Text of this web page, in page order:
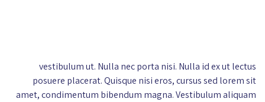
vestibulum ut. Nulla nec porta nisi. Nulla id ex ut lectus
posuere placerat. Quisque nisi eros, cursus sed lorem sit
amet, condimentum bibendum magna. Vestibulum aliquam